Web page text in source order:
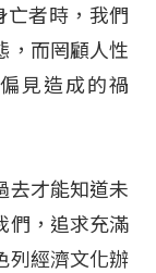
亡者時，我們
，而罔顧人性
見造成的禍
去才能知道未
們，追求充滿
列經濟文化辦